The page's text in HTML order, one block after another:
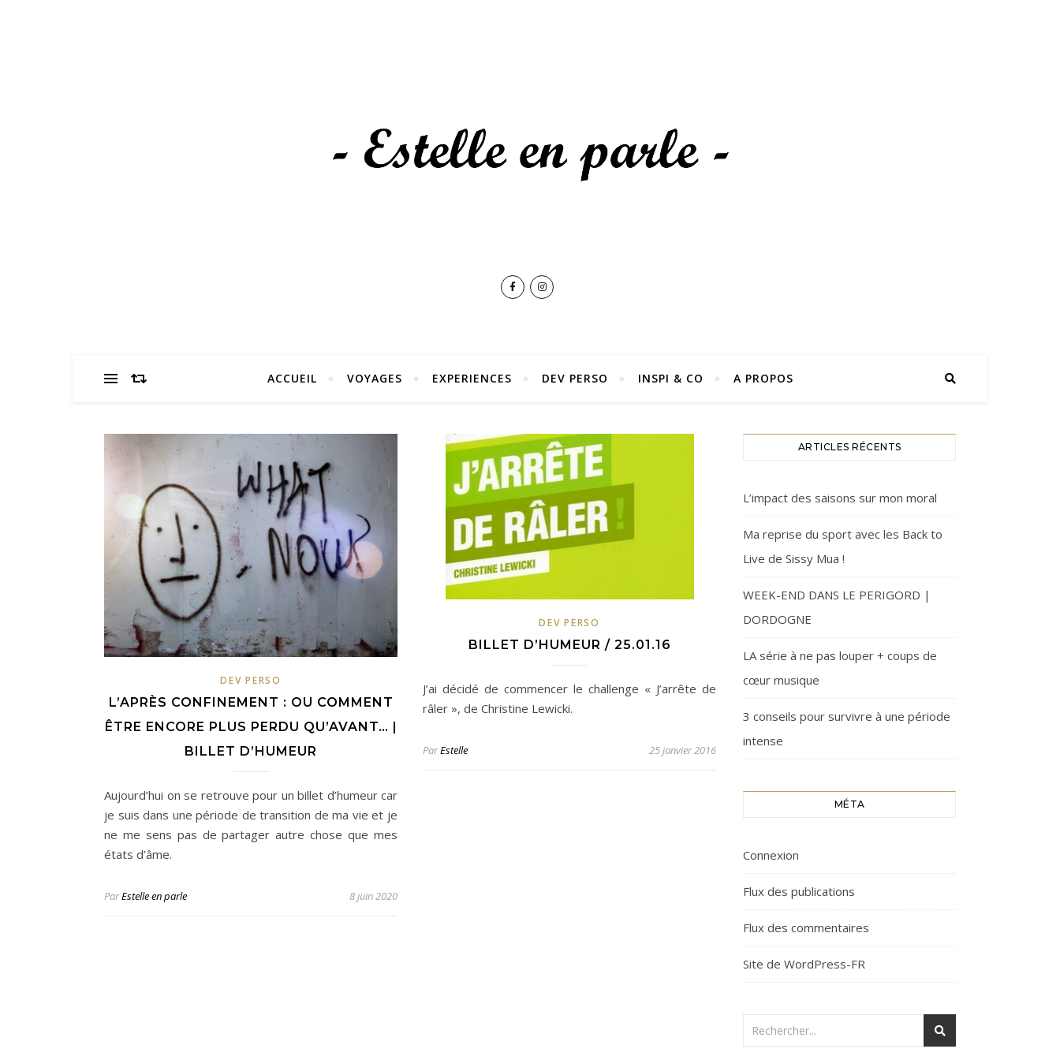
ACCUEIL VOYAGES EXPERIENCES DEV PERSO INSPI & CO A PROPOS
DEV PERSO
L’APRÈS CONFINEMENT : OU COMMENT
ÊTRE ENCORE PLUS PERDU QU’AVANT… |
BILLET D’HUMEUR
Aujourd’hui on se retrouve pour un billet d’humeur car
je suis dans une période de transition de ma vie et je
ne me sens pas de partager autre chose que mes
états d’âme.
ParEstelle en parle 8 juin 2020
DEV PERSO
BILLET D’HUMEUR / 25.01.16
J’ai décidé de commencer le challenge « J’arrête de
râler », de Christine Lewicki.
ParEstelle 25 janvier 2016
ARTICLES RÉCENTS
L’impact des saisons sur mon moral
Ma reprise du sport avec les Back to
Live de Sissy Mua !
WEEK-END DANS LE PERIGORD |
DORDOGNE
LA série à ne pas louper + coups de
cœur musique
3 conseils pour survivre à une période
intense
MÉTA
Connexion
Flux des publications
Flux des commentaires
Site de WordPress-FR